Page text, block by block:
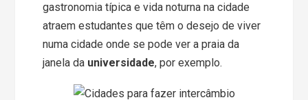
gastronomia típica e vida noturna na cidade
atraem estudantes que têm o desejo de viver
numa cidade onde se pode ver a praia da
janela da universidade, por exemplo.